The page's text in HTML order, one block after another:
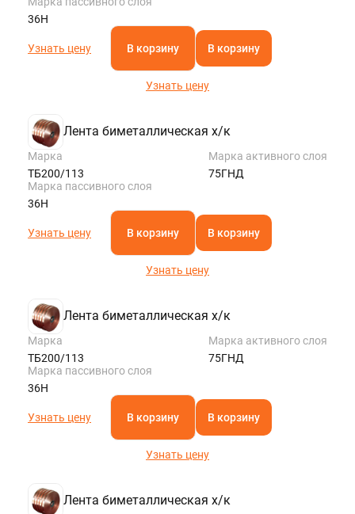
36Н
Узнать цену В корзину В корзину
Узнать цену
Лента биметаллическая х/к
Марка
ТБ200/113
Марка активного слоя
75ГНД
Марка пассивного слоя
36Н
Узнать цену В корзину В корзину
Узнать цену
Лента биметаллическая х/к
Марка
ТБ200/113
Марка активного слоя
75ГНД
Марка пассивного слоя
36Н
Узнать цену В корзину В корзину
Узнать цену
Лента биметаллическая х/к